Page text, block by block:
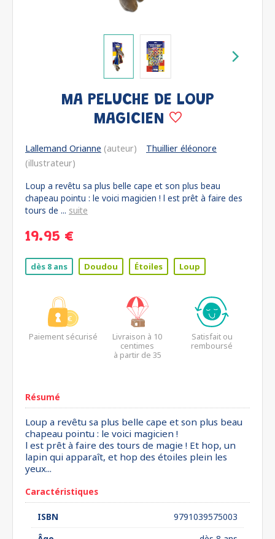
MA PELUCHE DE LOUP
MAGICIEN
Lallemand Orianne (auteur)
Thuillier éléonore
(illustrateur)
Loup a revêtu sa plus belle cape et son plus beau
chapeau pointu : le voici magicien ! l est prêt à faire des
tours de ... suite
19.95 €
dès 8 ans Doudou Étoiles Loup
Paiement sécurisé
Livraison à 10
centimes
à partir de 35
Satisfait ou
remboursé
Résumé
Loup a revêtu sa plus belle cape et son plus beau
chapeau pointu : le voici magicien !
l est prêt à faire des tours de magie ! Et hop, un
lapin qui apparaît, et hop des étoiles plein les
yeux...
Caractéristiques
ISBN
9791039575003